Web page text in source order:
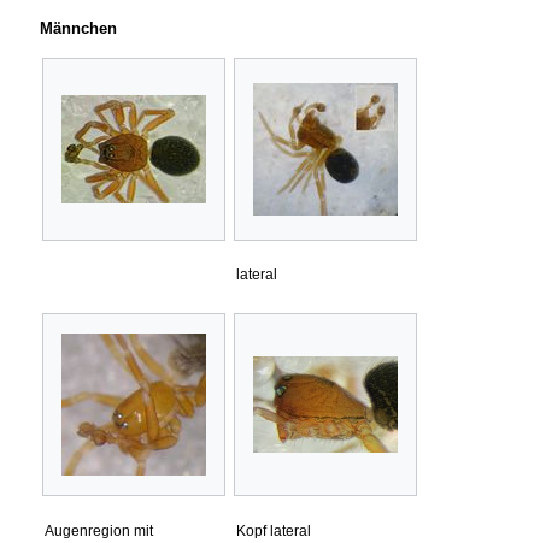
Männchen
lateral
Augenregion mit
Kopf lateral